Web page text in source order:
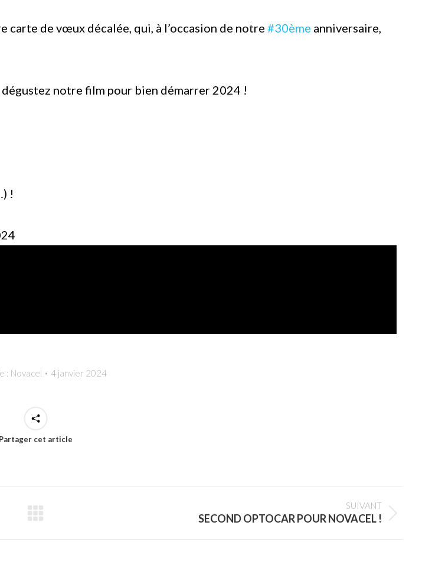
carte de vœux décalée, qui, à l’occasion de notre #30ème anniversaire,
notre film pour bien démarrer 2024 !
!
: Novacel 4 janvier 2024
Partager cet article
SUIVANT
SECOND OPTOCAR POUR NOVACEL !